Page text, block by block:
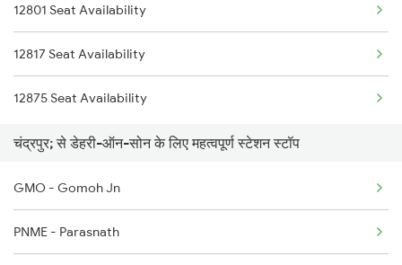
12801 Seat Availability
12817 Seat Availability
12875 Seat Availability
चंद्रपुर; से डेहरी-ऑन-सोन के लिए महत्वपूर्ण स्टेशन स्टॉप
GMO - Gomoh Jn
PNME - Parasnath